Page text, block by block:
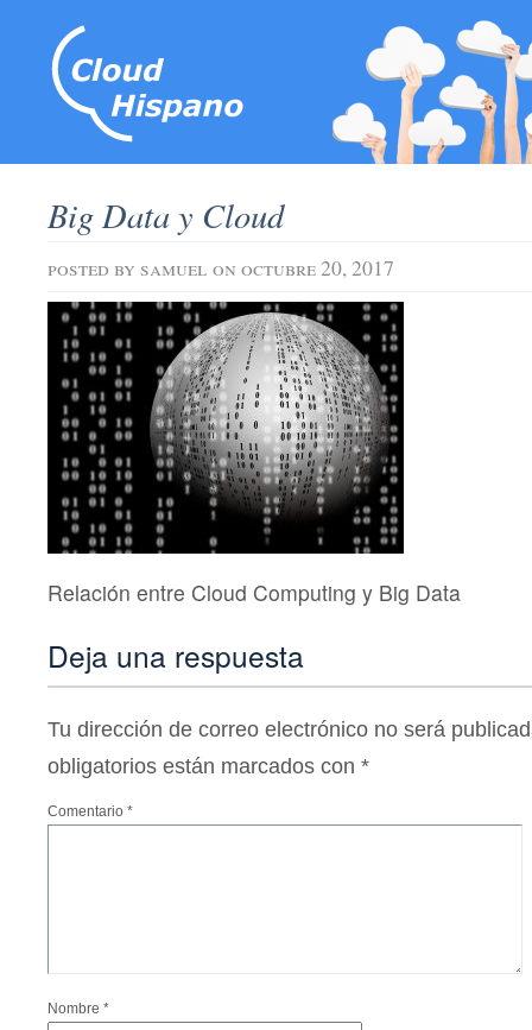
Big Data y Cloud
posted by samuel on octubre 20, 2017
Relación entre Cloud Computing y Big Data
Deja una respuesta
Tu dirección de correo electrónico no será
obligatorios están marcados con *
Comentario *
Nombre *